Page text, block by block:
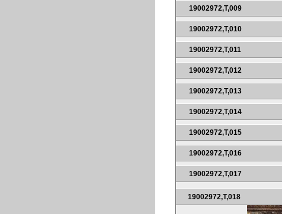
19002972,T,009
19002972,T,010
19002972,T,011
19002972,T,012
19002972,T,013
19002972,T,014
19002972,T,015
19002972,T,016
19002972,T,017
19002972,T,018